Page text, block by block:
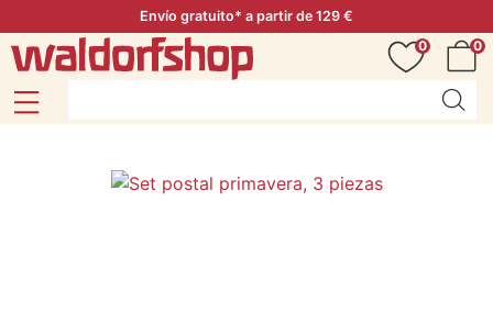
Envío gratuito* a partir de 129 €
0
0